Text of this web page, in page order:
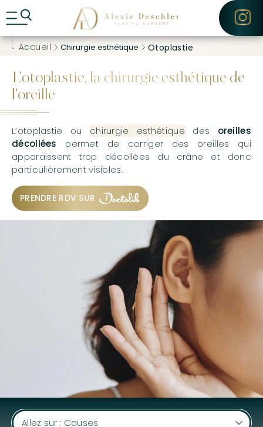
e
t
o
CONTACT
Accueil Chirurgie esthétique Otoplastie
L’otoplastie, la chirurgie esthétique de
l’oreille
L’otoplastie ou chirurgie esthétique des oreilles
décollées permet de corriger des oreilles qui
apparaissent trop décollées du crâne et donc
particulièrement visibles.
PRENDRE RDV SUR